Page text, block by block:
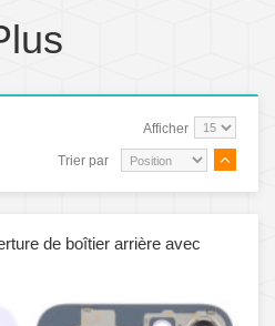
Afficher
Trier par
de boîtier arrière avec